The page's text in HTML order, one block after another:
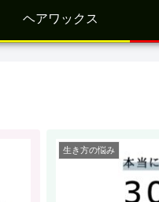
ヘアワックス
生き方の悩み